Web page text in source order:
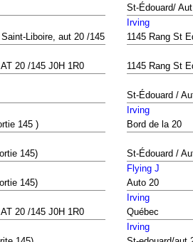
St-Édouard/
Liboire, aut 20 /145
Irving
1145 Rang St
20 /145 J0H 1R0
1145 Rang St
St-Édouard /
145 )
Irving
Bord de la 20
145) St-Édouard /
145)
Flying J
Auto 20
20 /145 J0H 1R0
Irving
Québec
Irving